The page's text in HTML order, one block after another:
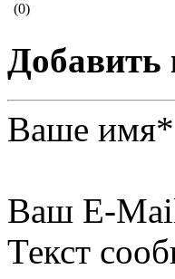
(0)
Ваше имя*
Ваш E-
Текст